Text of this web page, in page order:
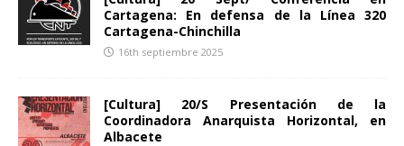
Cartagena: En defensa de la Línea 320
Cartagena-Chinchilla
16th septiembre 2025
[Cultura] 20/S Presentación de la
Coordinadora Anarquista Horizontal, en
Albacete